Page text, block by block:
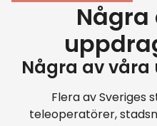
Några
Några av
Flera av Sveriges
teleoperatörer,